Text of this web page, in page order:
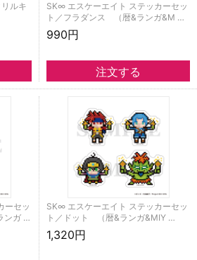
ルキ
SK∞ エスケーエイト ステッカーセッ
ト／フラダンス （暦&ランガ&M …
990円
ーセッ
ンガ …
SK∞ エスケーエイト ステッカーセッ
ト／ドット （暦&ランガ&MIY …
1,320円